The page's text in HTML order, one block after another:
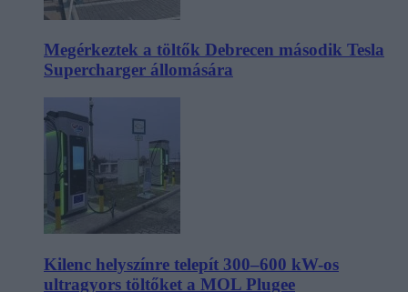
Megérkeztek a töltők Debrecen második Tesla
Supercharger állomására
Kilenc helyszínre telepít 300–600 kW-os
ultragyors töltőket a MOL Plugee